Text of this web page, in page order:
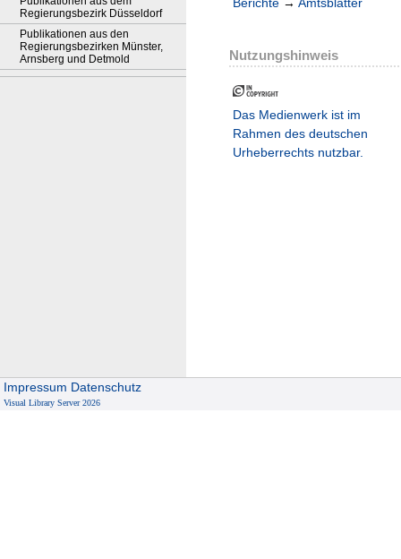
Regierungsbezirk Düsseldorf
Publikationen aus den
Regierungsbezirken Münster,
Arnsberg und Detmold
Nutzungshinweis
Das Medienwerk ist im
Rahmen des deutschen
Urheberrechts nutzbar.
Impressum Datenschutz
Visual Library Server 2026